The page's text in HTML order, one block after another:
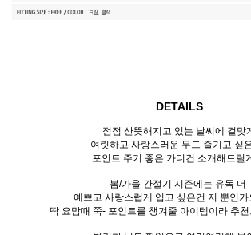
DETAILS
점점 산뜻해지고 있는 날씨에 걸맞
여릿하고 사랑스러운 무드 즐기고 싶
포인트 주기 좋은 가디건 소개해드릴
봄/가을 간절기 시즌에는 유독 더
예쁘고 사랑스럽게 입고 싶은건 저 뿐인가
딱 요맘때 쭉- 포인트를 챙겨줄 아이템이라 추